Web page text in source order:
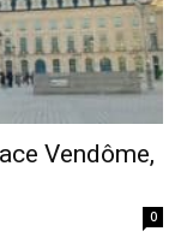
Vendôme,
0